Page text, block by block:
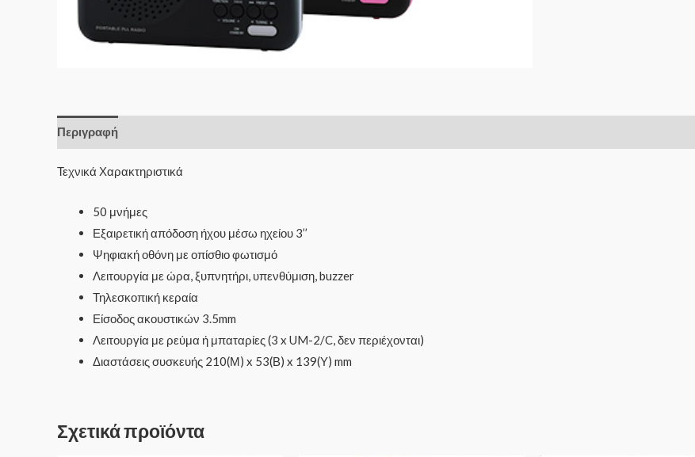
Περιγραφή
Τεχνικά Χαρακτηριστικά
50 μνήμες
Εξαιρετική απόδοση ήχου μέσω ηχείου 3’’
Ψηφιακή οθόνη με οπίσθιο φωτισμό
Λειτουργία με ώρα, ξυπνητήρι, υπενθύμιση, buzzer
Τηλεσκοπική κεραία
Είσοδος ακουστικών 3.5mm
Λειτουργία με ρεύμα ή μπαταρίες (3 x UM-2/C, δεν περιέχονται)
Διαστάσεις συσκευής 210(Μ) x 53(Β) x 139(Υ) mm
Σχετικά προϊόντα